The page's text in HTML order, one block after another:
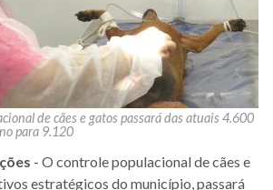
de cães e gatos passará das atuais 4.600
para 9.120
- O controle populacional de cães e
estratégicos do município, passará